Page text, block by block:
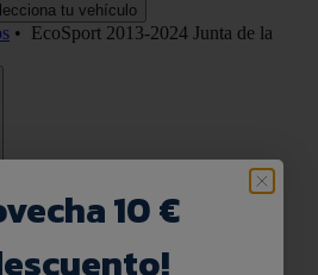
tu vehículo
• EcoSport 2013-2024 Junta de la
10 €